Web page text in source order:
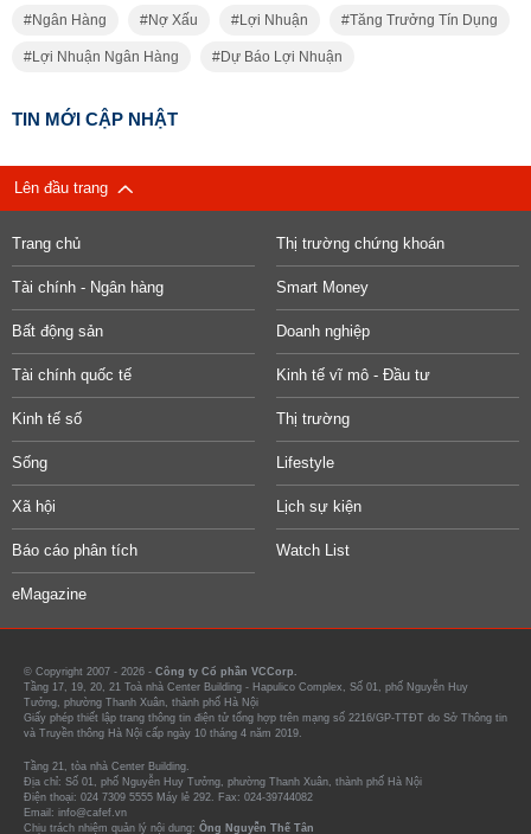
Ngân Hàng Nợ Xấu Lợi Nhuận Tăng Trưởng Tín Dụng
Lợi Nhuận Ngân Hàng Dự Báo Lợi Nhuận
TIN MỚI CẬP NHẬT
Lên đầu trang
Trang chủ Thị trường chứng khoán
Tài chính - Ngân hàng Smart Money
Bất động sản Doanh nghiệp
Tài chính quốc tế Kinh tế vĩ mô - Đầu tư
Kinh tế số Thị trường
Sống Lifestyle
Xã hội Lịch sự kiện
Báo cáo phân tích Watch List
eMagazine
© Copyright 2007 - 2026 - Công ty Cổ phần VCCorp.
Tầng 17, 19, 20, 21 Toà nhà Center Building - Hapulico Complex, Số 01, phố Nguyễn Huy
Tưởng, phường Thanh Xuân, thành phố Hà Nội
Giấy phép thiết lập trang thông tin điện tử tổng hợp trên mạng số 2216/GP-TTĐT do Sở Thông tin
và Truyền thông Hà Nội cấp ngày 10 tháng 4 năm 2019.
Tầng 21, tòa nhà Center Building.
Địa chỉ: Số 01, phố Nguyễn Huy Tưởng, phường Thanh Xuân, thành phố Hà Nội
Điện thoại: 024 7309 5555 Máy lẻ 292. Fax: 024-39744082
Email: info@cafef.vn
Chịu trách nhiệm quản lý nội dung: Ông Nguyễn Thế Tân